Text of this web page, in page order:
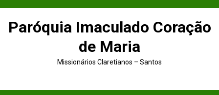
Paróquia Imaculado Coração
de Maria
Missionários Claretianos – Santos